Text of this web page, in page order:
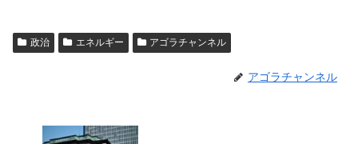
政治 エネルギー アゴラチャンネル
アゴラチャンネル